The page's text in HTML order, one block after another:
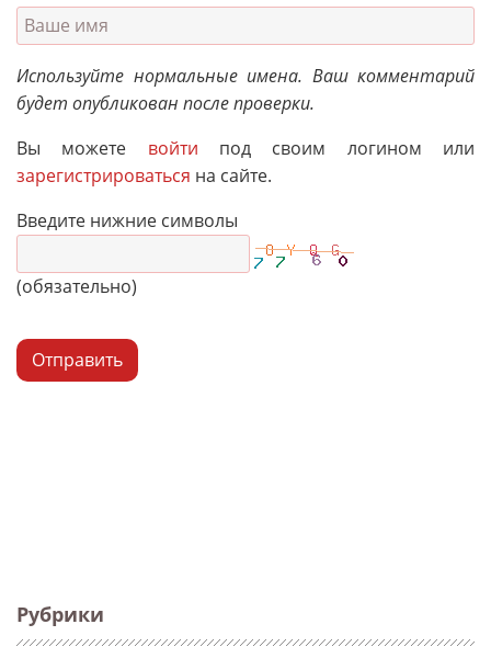
Рубрики
Используйте нормальные имена. Ваш комментарий
будет опубликован после проверки.
Вы можете войти под своим логином или
зарегистрироваться на сайте.
Введите нижние символы
(обязательно)
Отправить